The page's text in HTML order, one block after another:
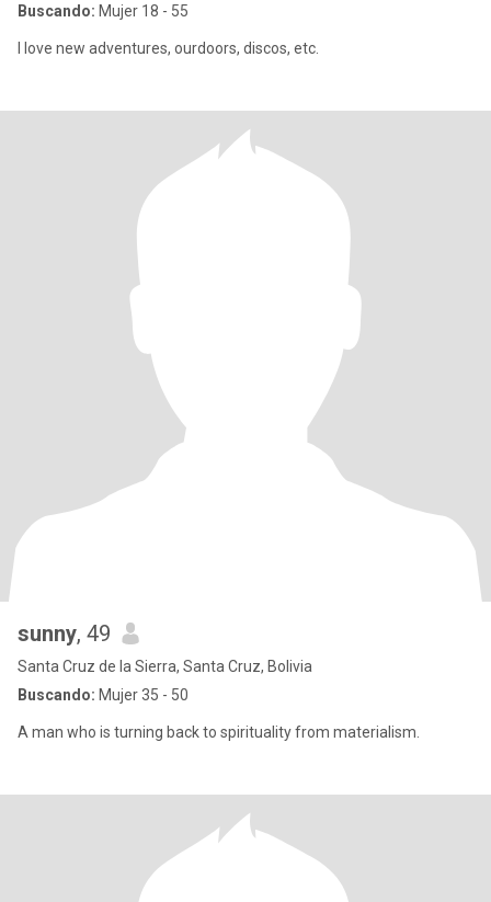
Buscando: Mujer 18 - 55
I love new adventures, ourdoors, discos, etc.
sunny, 49
Santa Cruz de la Sierra, Santa Cruz, Bolivia
Buscando: Mujer 35 - 50
A man who is turning back to spirituality from materialism.